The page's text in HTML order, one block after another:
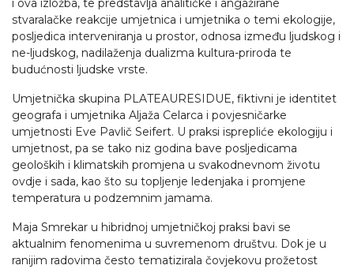
i ova izložba, te predstavlja analitičke i angažirane
stvaralačke reakcije umjetnica i umjetnika o temi ekologije,
posljedica interveniranja u prostor, odnosa između ljudskog i
ne-ljudskog, nadilaženja dualizma kultura-priroda te
budućnosti ljudske vrste.
Umjetnička skupina PLATEAURESIDUE, fiktivni je identitet
geografa i umjetnika Aljaža Celarca i povjesničarke
umjetnosti Eve Pavlič Seifert. U praksi isprepliće ekologiju i
umjetnost, pa se tako niz godina bave posljedicama
geoloških i klimatskih promjena u svakodnevnom životu
ovdje i sada, kao što su topljenje ledenjaka i promjene
temperatura u podzemnim jamama.
Maja Smrekar u hibridnoj umjetničkoj praksi bavi se
aktualnim fenomenima u suvremenom društvu. Dok je u
ranijim radovima često tematizirala čovjekovu prožetost